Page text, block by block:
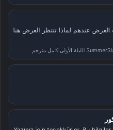
عندهم لماذا تنتظر العرض هنا